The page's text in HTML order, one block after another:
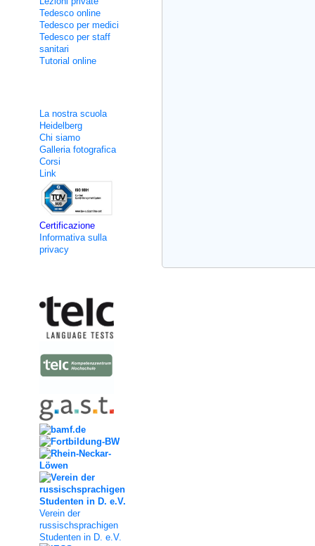
Tedesco online
Tedesco per medici
Tedesco per staff
sanitari
Tutorial online
La nostra scuola
Heidelberg
Chi siamo
Galleria fotografica
Corsi
Link
Certificazione
Informativa sulla
privacy
Verein der
russischsprachigen
Studenten in D. e.V.